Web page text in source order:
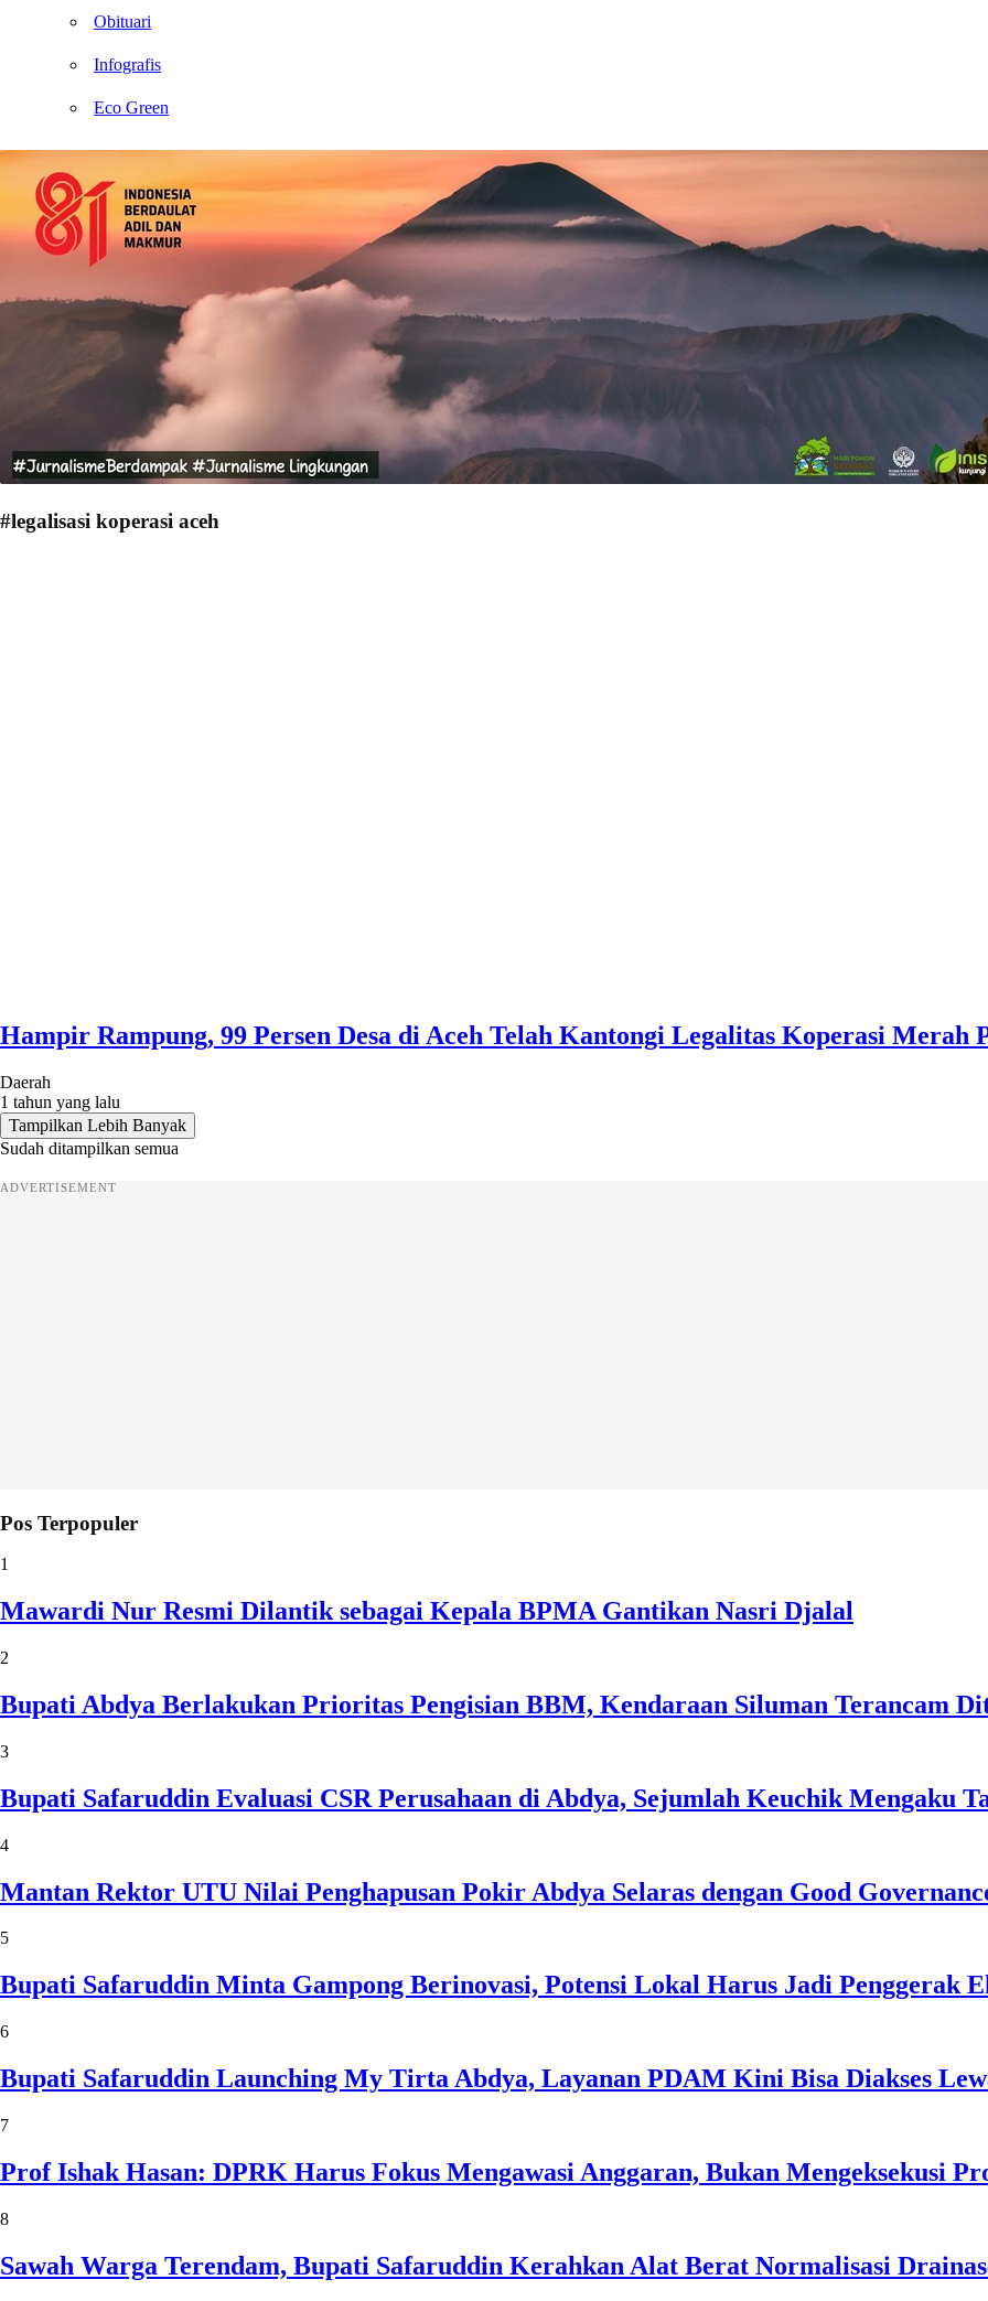
Obituari
Infografis
Eco Green
#legalisasi koperasi aceh
Hampir Rampung, 99 Persen Desa di Aceh Telah Kantongi Legalitas Koperasi Merah
Daerah
1 tahun yang lalu
Tampilkan Lebih Banyak
Sudah ditampilkan semua
ADVERTISEMENT
Pos Terpopuler
1
Mawardi Nur Resmi Dilantik sebagai Kepala BPMA Gantikan Nasri Djalal
2
Bupati Abdya Berlakukan Prioritas Pengisian BBM, Kendaraan Siluman Terancam
3
Bupati Safaruddin Evaluasi CSR Perusahaan di Abdya, Sejumlah Keuchik Mengaku
4
Mantan Rektor UTU Nilai Penghapusan Pokir Abdya Selaras dengan Good
5
Bupati Safaruddin Minta Gampong Berinovasi, Potensi Lokal Harus Jadi Penggerak
6
Bupati Safaruddin Launching My Tirta Abdya, Layanan PDAM Kini Bisa Diakses
7
Prof Ishak Hasan: DPRK Harus Fokus Mengawasi Anggaran, Bukan Mengeksekusi
8
Sawah Warga Terendam, Bupati Safaruddin Kerahkan Alat Berat Normalisasi